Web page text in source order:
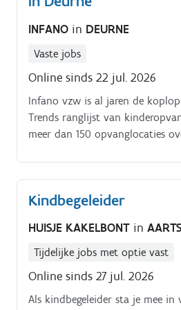
INFANO in DEURNE
Vaste jobs
Online sinds 22 jul. 2026
Infano vzw is al jaren de
Trends ranglijst van
meer dan 150 opvanglocaties
kinderen op.
Kindbegeleider
HUISJE KAKELBONT in
Tijdelijke jobs met optie vast
Online sinds 27 jul. 2026
Als kindbegeleider sta je mee